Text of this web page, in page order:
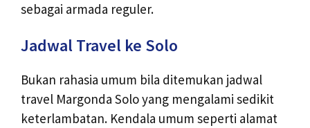
sebagai armada reguler.
Jadwal Travel ke Solo
Bukan rahasia umum bila ditemukan jadwal
travel Margonda Solo yang mengalami sedikit
keterlambatan. Kendala umum seperti alamat